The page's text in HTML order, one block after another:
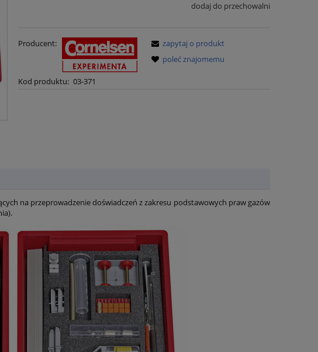
dodaj do przechowalni
Producent:
Kod produktu: 03-371
zapytaj o produkt
poleć znajomemu
na przeprowadzenie doświadczeń z zakresu podstawowych praw gazów